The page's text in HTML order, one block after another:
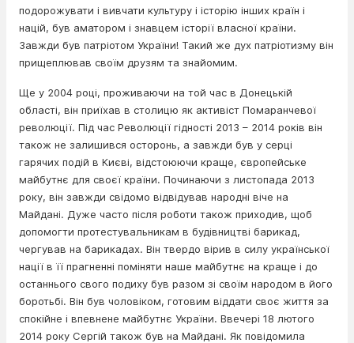
подорожувати і вивчати культуру і історію інших країн і
націй, був аматором і знавцем історії власної країни.
Завжди був патріотом України! Такий же дух патріотизму він
прищеплював своїм друзям та знайомим.
Ще у 2004 році, проживаючи на той час в Донецькій
області, він приїхав в столицю як активіст Помаранчевої
революції. Під час Революції гідності 2013 – 2014 років він
також не залишився осторонь, а завжди був у серці
гарячих подій в Києві, відстоюючи краще, європейське
майбутнє для своєї країни. Починаючи з листопада 2013
року, він завжди свідомо відвідував народні віче на
Майдані. Дуже часто після роботи також приходив, щоб
допомогти протестувальникам в будівництві барикад,
чергував на барикадах. Він твердо вірив в силу української
нації в її прагненні поміняти наше майбутнє на краще і до
останнього свого подиху був разом зі своїм народом в його
боротьбі. Він був чоловіком, готовим віддати своє життя за
спокійне і впевнене майбутнє України. Ввечері 18 лютого
2014 року Сергій також був на Майдані. Як повідомила